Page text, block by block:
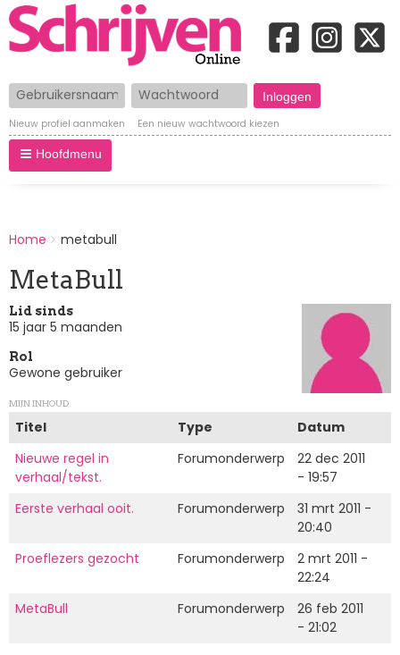
Gebruikersnaam Wachtwoord
Nieuw profiel aanmaken Een nieuw wachtwoord kiezen
Hoofdmenu
BREADCRUMBS
You
here:
Home metabull
MetaBull
Lid sinds
15 jaar 5 maanden
Rol
Gewone gebruiker
MIJN INHOUD
Titel Type
Datum
Nieuwe regel in
verhaal/tekst.
Forumonderwerp
22 dec 2011
- 19:57
Eerste verhaal ooit.
Forumonderwerp
31 mrt 2011 -
20:40
Proeflezers gezocht
Forumonderwerp
2 mrt 2011 -
22:24
MetaBull
Forumonderwerp
26 feb 2011
- 21:02